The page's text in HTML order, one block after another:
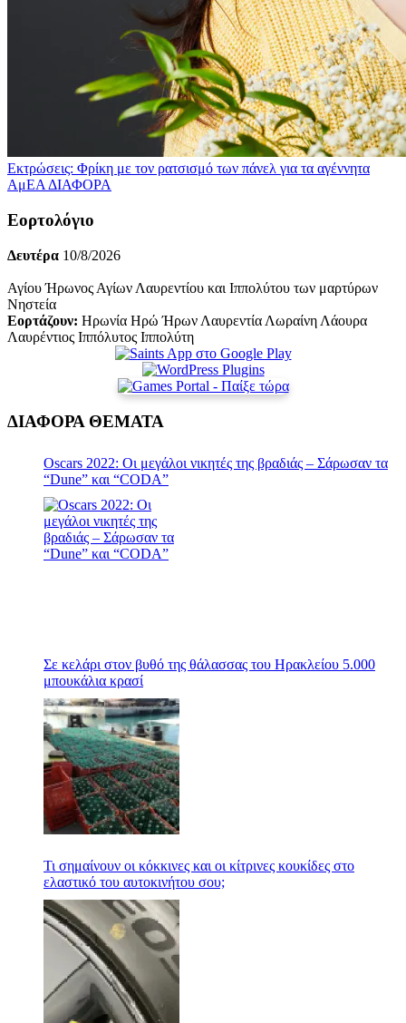
Εκτρώσεις: Φρίκη με τον ρατσισμό των πάνελ για τα αγέννητα
ΑμΕΑΔΙΑΦΟΡΑ
Εορτολόγιο
Δευτέρα 10/8/2026
Αγίου Ήρωνος Αγίων Λαυρεντίου και Ιππολύτου των μαρτύρων
Νηστεία
Εορτάζουν: Ηρωνία Ηρώ Ήρων Λαυρεντία Λωραίνη Λάουρα
Λαυρέντιος Ιππόλυτος Ιππολύτη
ΔΙΑΦΟΡΑ ΘΕΜΑΤΑ
Oscars 2022: Οι μεγάλοι νικητές της βραδιάς – Σάρωσαν τα
“Dune” και “CODA”
Σε κελάρι στον βυθό της θάλασσας του Ηρακλείου 5.000
μπουκάλια κρασί
Τι σημαίνουν οι κόκκινες και οι κίτρινες κουκίδες στο
ελαστικό του αυτοκινήτου σου;￼